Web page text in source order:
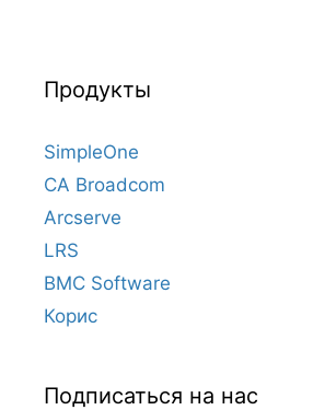
Продукты
SimpleOne
CA Broadcom
Arcserve
LRS
BMC Software
Корис
Подписаться на нас